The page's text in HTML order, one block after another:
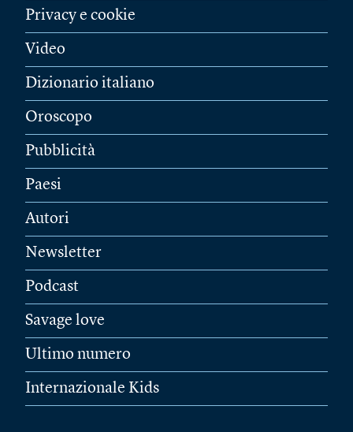
Privacy e cookie
Video
Dizionario italiano
Oroscopo
Pubblicità
Paesi
Autori
Newsletter
Podcast
Savage love
Ultimo numero
Internazionale Kids